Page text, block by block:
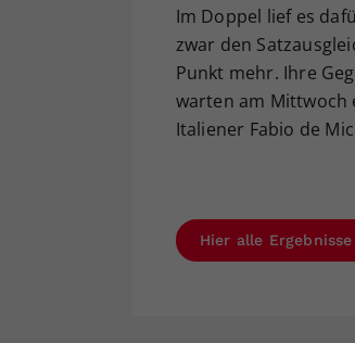
Im Doppel lief es
zwar den
Punkt mehr. Ihre
warten am Mittwoch
Italiener Fabio de
Hier alle